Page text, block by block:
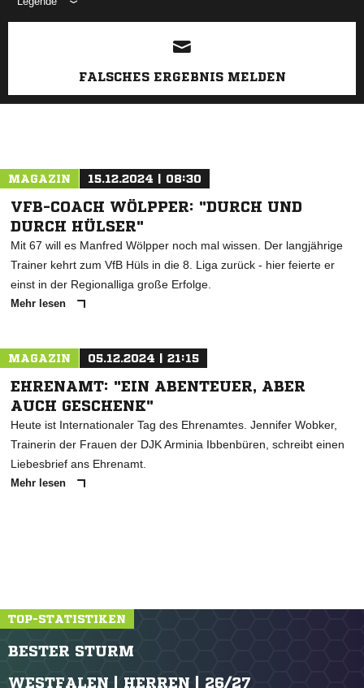
ANZEIGE
FALSCHES ERGEBNIS MELDEN
MAGAZIN 15.12.2024 | 08:30
VFB-COACH WÖLPPER: "DURCH UND
DURCH HÜLSER"
Mit 67 will es Manfred Wölpper noch mal wissen. Der langjährige
Trainer kehrt zum VfB Hüls in die 8. Liga zurück - hier feierte er
einst in der Regionalliga große Erfolge.
Mehr lesen
MAGAZIN 05.12.2024 | 21:15
EHRENAMT: "EIN ABENTEUER, ABER
AUCH GESCHENK"
Heute ist Internationaler Tag des Ehrenamtes. Jennifer Wobker,
Trainerin der Frauen der DJK Arminia Ibbenbüren, schreibt einen
Liebesbrief ans Ehrenamt.
Mehr lesen
TOP-STATISTIKEN
BESTER STURM
WESTFALEN | HERREN | 26/27